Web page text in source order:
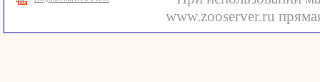
www.zooserver.ru